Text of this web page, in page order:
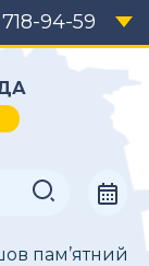
94-59
пам’ятний